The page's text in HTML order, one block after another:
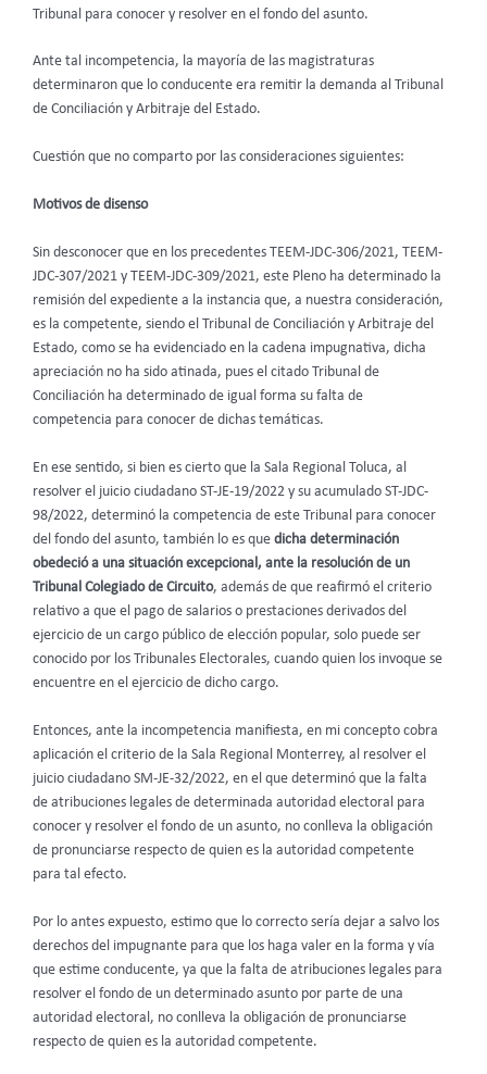
Tribunal para conocer y resolver en el fondo del asunto.
Ante tal incompetencia, la mayoría de las magistraturas
determinaron que lo conducente era remitir la demanda al Tribunal
de Conciliación y Arbitraje del Estado.
Cuestión que no comparto por las consideraciones siguientes:
Motivos de disenso
Sin desconocer que en los precedentes TEEM-JDC-306/2021, TEEM-
JDC-307/2021 y TEEM-JDC-309/2021, este Pleno ha determinado la
remisión del expediente a la instancia que, a nuestra consideración,
es la competente, siendo el Tribunal de Conciliación y Arbitraje del
Estado, como se ha evidenciado en la cadena impugnativa, dicha
apreciación no ha sido atinada, pues el citado Tribunal de
Conciliación ha determinado de igual forma su falta de
competencia para conocer de dichas temáticas.
En ese sentido, si bien es cierto que la Sala Regional Toluca, al
resolver el juicio ciudadano ST-JE-19/2022 y su acumulado ST-JDC-
98/2022, determinó la competencia de este Tribunal para conocer
del fondo del asunto, también lo es que dicha determinación
obedeció a una situación excepcional, ante la resolución de un
Tribunal Colegiado de Circuito, además de que reafirmó el criterio
relativo a que el pago de salarios o prestaciones derivados del
ejercicio de un cargo público de elección popular, solo puede ser
conocido por los Tribunales Electorales, cuando quien los invoque se
encuentre en el ejercicio de dicho cargo.
Entonces, ante la incompetencia manifiesta, en mi concepto cobra
aplicación el criterio de la Sala Regional Monterrey, al resolver el
juicio ciudadano SM-JE-32/2022, en el que determinó que la falta
de atribuciones legales de determinada autoridad electoral para
conocer y resolver el fondo de un asunto, no conlleva la obligación
de pronunciarse respecto de quien es la autoridad competente
para tal efecto.
Por lo antes expuesto, estimo que lo correcto sería dejar a salvo los
derechos del impugnante para que los haga valer en la forma y vía
que estime conducente, ya que la falta de atribuciones legales para
resolver el fondo de un determinado asunto por parte de una
autoridad electoral, no conlleva la obligación de pronunciarse
respecto de quien es la autoridad competente.